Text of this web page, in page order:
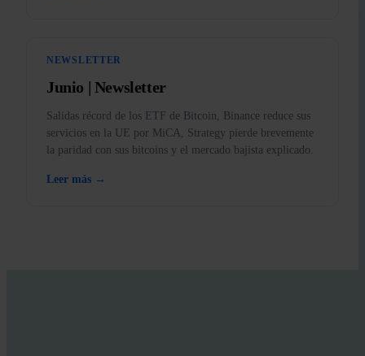
NEWSLETTER
Junio | Newsletter
Salidas récord de los ETF de Bitcoin, Binance reduce sus
servicios en la UE por MiCA, Strategy pierde brevemente
la paridad con sus bitcoins y el mercado bajista explicado.
Leer más →